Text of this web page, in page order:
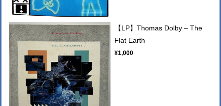
【LP】Thomas Dolby – The
Flat Earth
¥1,000